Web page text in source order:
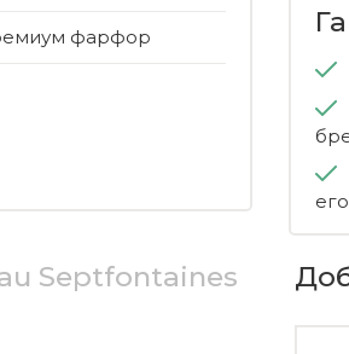
фарфор
Septfontaines